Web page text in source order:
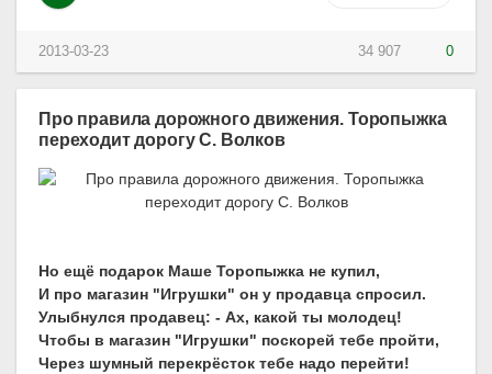
34 907 0
2013-03-23
Про правила дорожного движения. Торопыжка
переходит дорогу С. Boлкoв
Но ещё подарок Маше Торопыжка не купил,
И про магазин "Игрушки" он у продавца спросил.
Улыбнулся продавец: - Ах, какой ты молодец!
Чтобы в магазин "Игрушки" поскорей тебе пройти,
Через шумный перекрёсток тебе надо перейти!